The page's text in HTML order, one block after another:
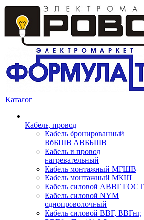
Каталог
Кабель, провод
Кабель бронированный
ВбБШВ АВББШВ
Кабель и провод
нагревательный
Кабель монтажный МГШВ
Кабель монтажный МКШ
Кабель силовой АВВГ ГОСТ
Кабель силовой NYM
однопроволочный
Кабель силовой ВВГ, ВВГнг,